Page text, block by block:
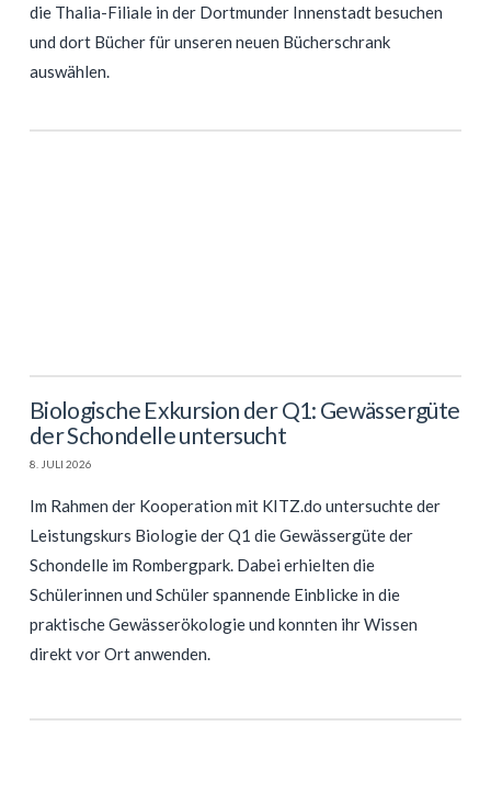
die Thalia-Filiale in der Dortmunder Innenstadt besuchen
und dort Bücher für unseren neuen Bücherschrank
auswählen.
Biologische Exkursion der Q1: Gewässergüte
der Schondelle untersucht
8. JULI 2026
Im Rahmen der Kooperation mit KITZ.do untersuchte der
Leistungskurs Biologie der Q1 die Gewässergüte der
Schondelle im Rombergpark. Dabei erhielten die
Schülerinnen und Schüler spannende Einblicke in die
praktische Gewässerökologie und konnten ihr Wissen
direkt vor Ort anwenden.